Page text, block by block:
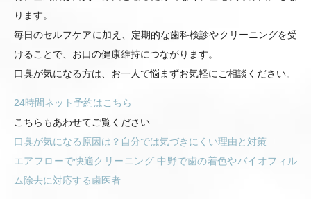
ります。
毎日のセルフケアに加え、定期的な歯科検診やクリーニングを受
けることで、お口の健康維持につながります。
口臭が気になる方は、お一人で悩まずお気軽にご相談ください。
24時間ネット予約はこちら
こちらもあわせてご覧ください
口臭が気になる原因は？自分では気づきにくい理由と対策
エアフローで快適クリーニング 中野で歯の着色やバイオフィル
ム除去に対応する歯医者